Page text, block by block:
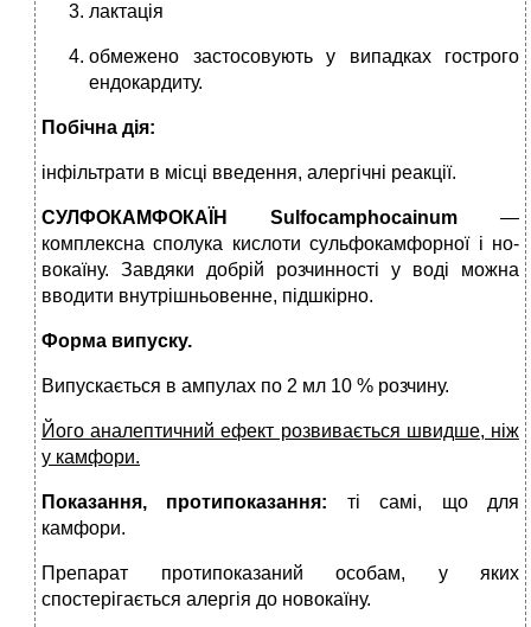
лактація
обмежено за­стосовують у випадках гострого
ендокар­диту.
Побічна дія:
інфільтрати в місці введення, алергічні реакції.
СУЛФОКАМФОКАЇН Sulfocamphocainum —
комплексна сполука кислоти сульфокамфорної і но­
вокаїну. Завдяки добрій розчинності у воді можна
вводити внутрішньовенне, підшкірно.
Форма випуску.
Випускається в ампулах по 2 мл 10 % розчину.
Його аналептичний ефект розвивається швидше, ніж
у камфори.
Показання, протипоказання: ті самі, що для
камфори.
Препарат протипоказаний особам, у яких
спостерігаєть­ся алергія до новокаїну.